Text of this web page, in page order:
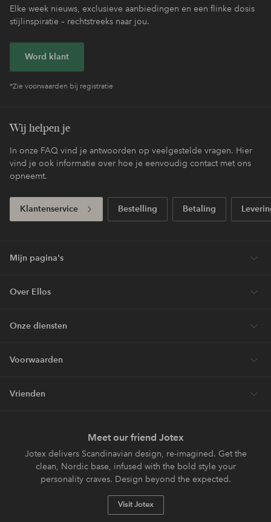
Elke week nieuws, exclusieve aanbiedingen en een flinke dosis
stijlinspiratie – rechtstreeks naar jou.
Word klant
*Zie voorwaarden bij registratie
Wij helpen je
In onze FAQ vind je antwoorden op veelgestelde vragen. Hier
vind je ook informatie over hoe je eenvoudig contact met ons
opneemt.
Klantenservice Bestelling Betaling
Mijn pagina's
Over Ellos
Onze diensten
Voorwaarden
Vrienden
Meet our friend Jotex
Jotex delivers Scandinavian design, re-imagined. Get the
clean, Nordic base, infused with the bold style your
personality craves. Design beyond the expected.
Visit Jotex